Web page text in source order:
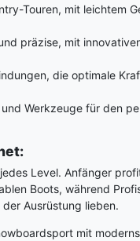
Touren, mit leichtem
präzise, mit
die optimale
Werkzeuge für den
Level. Anfänger
Boots, während
Ausrüstung lieben.
mit